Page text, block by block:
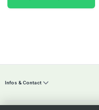
Infos & Contact